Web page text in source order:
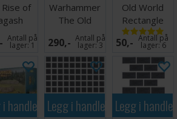
of
Antall på
lager:1
Warhammer
The Old
World Dice
Set
290,- Antall på
lager:3
Old World
Rectangle
Bases
50x75mm x3
50,- Antall på
lager:6
i handlekurvenLegg i handlekurven
Legg i